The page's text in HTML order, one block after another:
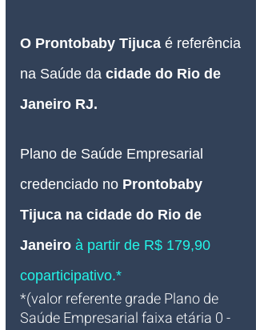
O Prontobaby Tijuca é referência
na Saúde da cidade do Rio de
Janeiro RJ.
Plano de Saúde Empresarial
credenciado no Prontobaby
Tijuca na cidade do Rio de
Janeiro à partir de R$ 179,90
coparticipativo.*
*(valor referente grade Plano de
Saúde Empresarial faixa etária 0 -